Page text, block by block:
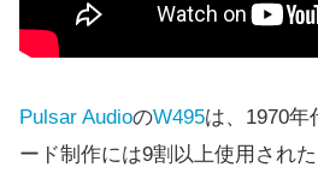
Pulsar AudioのW495は、1970年
ード制作には9割以上使用され